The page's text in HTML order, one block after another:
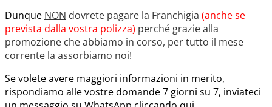
Dunque NON dovrete pagare la Franchigia (anche se
prevista dalla vostra polizza) perché grazie alla
promozione che abbiamo in corso, per tutto il mese
corrente la assorbiamo noi!
Se volete avere maggiori informazioni in merito,
rispondiamo alle vostre domande 7 giorni su 7, inviateci